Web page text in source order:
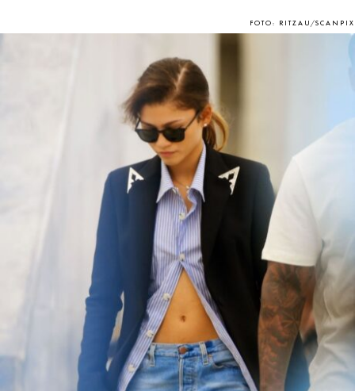
FOTO: RITZAU/SCANPIX